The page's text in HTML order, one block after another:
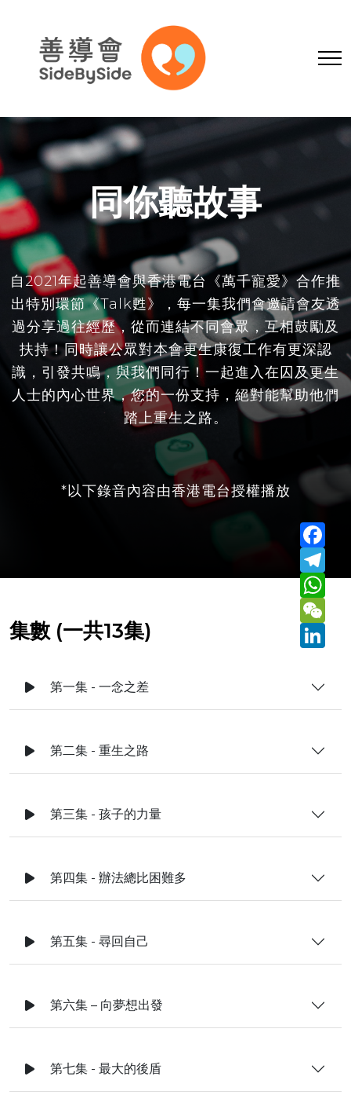
同你聽故事
自2021年起善導會與香港電台《萬千寵愛》合作推
出特別環節《Talk甦》，每一集我們會邀請會友透
過分享過往經歷，從而連結不同會眾，互相鼓勵及
扶持！同時讓公眾對本會更生康復工作有更深認
識，引發共鳴，與我們同行！一起進入在囚及更生
人士的內心世界，您的一份支持，絕對能幫助他們
踏上重生之路。
*以下錄音內容由香港電台授權播放
集數 (一共13集)
第一集 - 一念之差
第二集 - 重生之路
第三集 - 孩子的力量
第四集 - 辦法總比困難多
第五集 - 尋回自己
第六集 – 向夢想出發
第七集 - 最大的後盾